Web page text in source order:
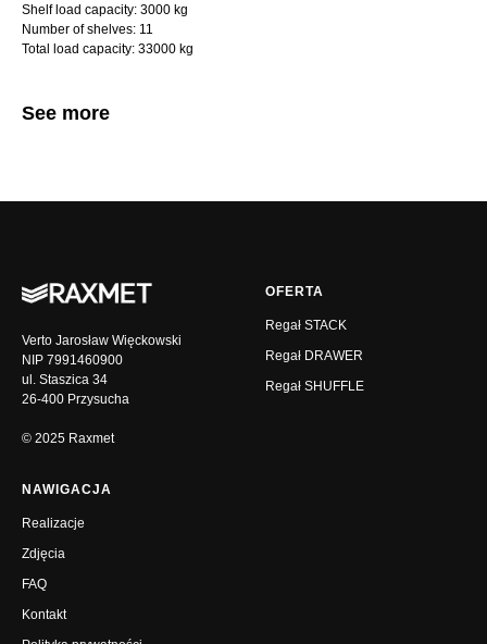
Shelf load capacity: 3000 kg
Number of shelves: 11
Total load capacity: 33000 kg
See more
Verto Jarosław Więckowski
NIP 7991460900
ul. Staszica 34
26-400 Przysucha
© 2025 Raxmet
OFERTA
Regał STACK
Regał DRAWER
Regał SHUFFLE
NAWIGACJA
Realizacje
Zdjęcia
FAQ
Kontakt